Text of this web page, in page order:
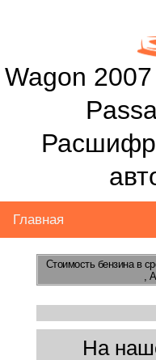
Wagon
Главная
Стоимость бензинав
,
На